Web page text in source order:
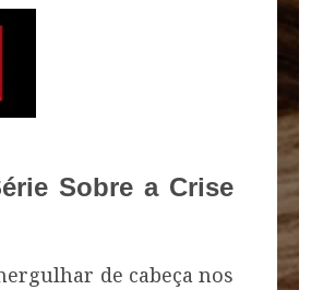
Sobre a Crise
de cabeça nos